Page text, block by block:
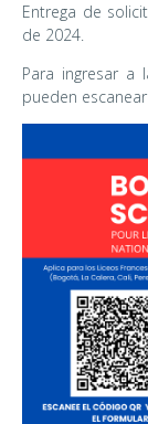
Entrega de
de 2024.
Para ingresar a
pueden